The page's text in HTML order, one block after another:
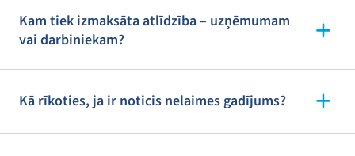
Kam tiek izmaksāta atlīdzība – uzņēmumam
vai darbiniekam?
Kā rīkoties, ja ir noticis nelaimes gadījums?